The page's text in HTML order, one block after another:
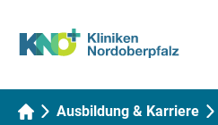
Ausbildung & Karriere